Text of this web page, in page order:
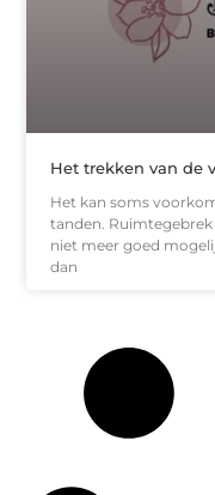
Het trekken van de
Het kan soms
tanden.
niet meer goed
dan